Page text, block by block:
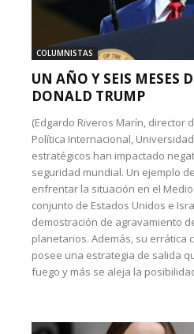
COLUMNISTAS
UN AÑO Y SEIS MESES
DONALD TRUMP
(Edgardo Riveros Marín, director
Política Internacional,
estratégicos han impactado
seguridad mundial. Un ejemplo
enfrentar la situación en el
conjunto de Estados Unidos e
demostración de agravamiento
planetarios. Además, su errática
posee una estrategia de salida
fuego y más se aleja la